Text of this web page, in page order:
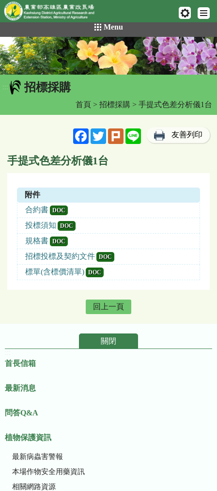
網頁置頂
到
主
要
內
容
區
Menu
::: 招標採購
首頁 > 招標採購 > 手提式色差分析儀1台
FacebookTwitterPlurk Line 友善列印
手提式色差分析儀1台
附件
合約書 DOC
投標須知 DOC
規格書 DOC
招標投標及契約文件 DOC
標單(含標價清單) DOC
回上一頁
關閉
首長信箱
最新消息
問答Q&A
植物保護資訊
最新病蟲害警報
本場作物安全用藥資訊
相關網路資源